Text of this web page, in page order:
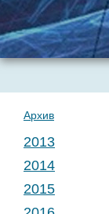
Архив
2013
№ 1. Т. 1
2014
№ 1. Т. 2
2015